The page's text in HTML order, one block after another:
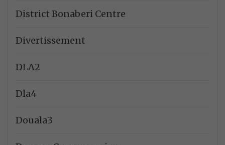
District Bonaberi Centre
Divertissement
DLA2
Dla4
Douala3